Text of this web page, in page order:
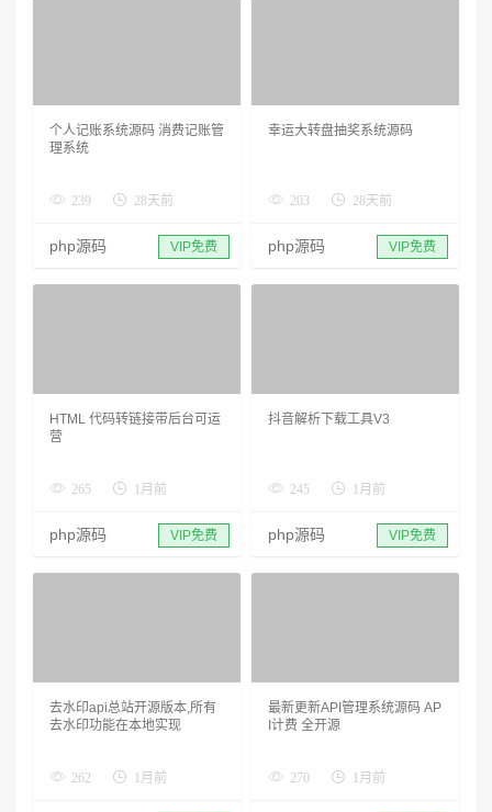
个人记账系统源码 消费记账管
理系统
239 28天前
php源码 VIP免费
幸运大转盘抽奖系统源码
203 28天前
php源码 VIP免费
HTML 代码转链接带后台可运
营
265 1月前
php源码 VIP免费
抖音解析下载工具V3
245 1月前
php源码 VIP免费
去水印api总站开源版本,所有
去水印功能在本地实现
262 1月前
最新更新API管理系统源码 AP
I计费 全开源
270 1月前